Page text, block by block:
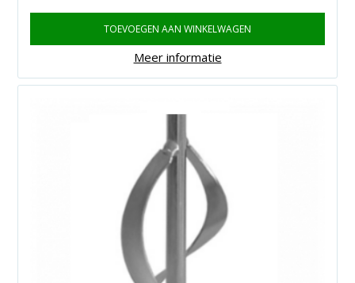
TOEVOEGEN AAN WINKELWAGEN
Meer informatie